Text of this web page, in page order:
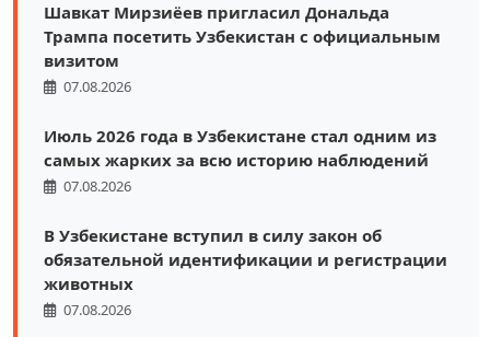
Шавкат Мирзиёев пригласил Дональда
Трампа посетить Узбекистан с официальным
визитом
07.08.2026
Июль 2026 года в Узбекистане стал одним из
самых жарких за всю историю наблюдений
07.08.2026
В Узбекистане вступил в силу закон об
обязательной идентификации и регистрации
животных
07.08.2026